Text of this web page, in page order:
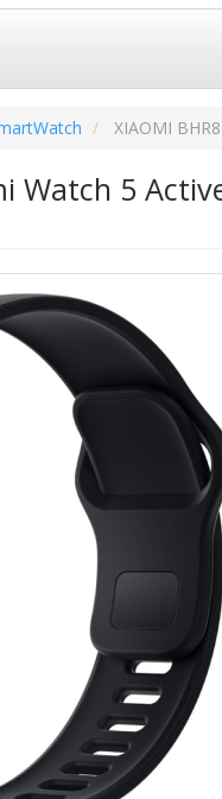
XIAOMI
Watch 5